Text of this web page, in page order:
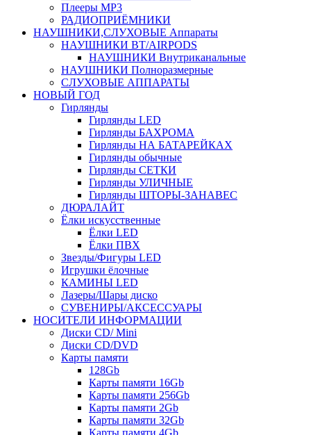
Плееры MP3
РАДИОПРИЁМНИКИ
НАУШНИКИ,СЛУХОВЫЕ Аппараты
НАУШНИКИ BT/AIRPODS
НАУШНИКИ Внутриканальные
НАУШНИКИ Полноразмерные
СЛУХОВЫЕ АППАРАТЫ
НОВЫЙ ГОД
Гирлянды
Гирлянды LED
Гирлянды БАХРОМА
Гирлянды НА БАТАРЕЙКАХ
Гирлянды обычные
Гирлянды СЕТКИ
Гирлянды УЛИЧНЫЕ
Гирлянды ШТОРЫ-ЗАНАВЕС
ДЮРАЛАЙТ
Ёлки искусственные
Ёлки LED
Ёлки ПВХ
Звезды/Фигуры LED
Игрушки ёлочные
КАМИНЫ LED
Лазеры/Шары диско
СУВЕНИРЫ/АКСЕССУАРЫ
НОСИТЕЛИ ИНФОРМАЦИИ
Диски CD/ Mini
Диски CD/DVD
Карты памяти
128Gb
Карты памяти 16Gb
Карты памяти 256Gb
Карты памяти 2Gb
Карты памяти 32Gb
Карты памяти 4Gb